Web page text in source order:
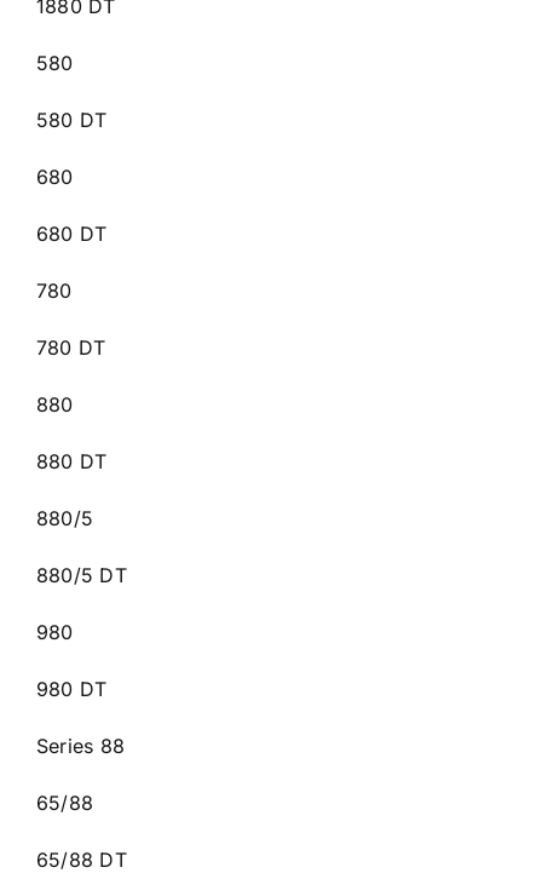
1880 DT
580
580 DT
680
680 DT
780
780 DT
880
880 DT
880/5
880/5 DT
980
980 DT
Series 88
65/88
65/88 DT